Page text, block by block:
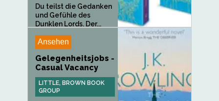
Du teilst die Gedanken
und Gefühle des
Dunklen Lords. Der...
Ansehen
Gelegenheitsjobs -
Casual Vacancy
LITTLE, BROWN BOOK
GROUP